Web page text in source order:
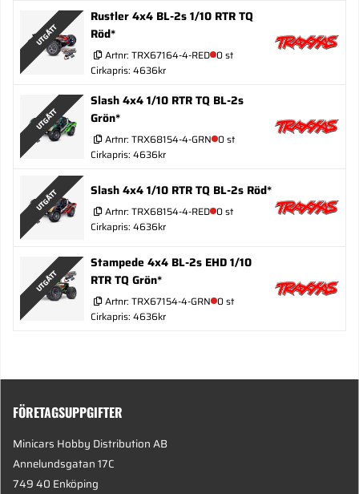
UTGÅTT
Rustler 4x4 BL-2s 1/10 RTR TQ
Röd*
Artnr: TRX67164-4-RED 0 st
Cirkapris: 4636kr
UTGÅTT
Slash 4x4 1/10 RTR TQ BL-2s
Grön*
Artnr: TRX68154-4-GRN 0 st
Cirkapris: 4636kr
UTGÅTT Slash 4x4 1/10 RTR TQ BL-2s Röd*
Artnr: TRX68154-4-RED 0 st
Cirkapris: 4636kr
UTGÅTT
Stampede 4x4 BL-2s EHD 1/10
RTR TQ Grön*
Artnr: TRX67154-4-GRN 0 st
Cirkapris: 4636kr
FÖRETAGSUPPGIFTER
Minicars Hobby Distribution AB
Annelundsgatan 17C
749 40 Enköping